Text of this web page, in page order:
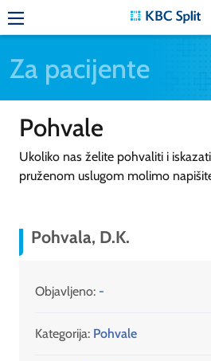
Za pacijente
Pohvale
Ukoliko nas želite pohvaliti i
pruženom uslugom molimo
Pohvala, D.K.
Objavljeno: -
Kategorija: Pohvale